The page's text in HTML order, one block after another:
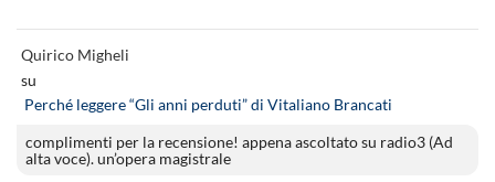
Quirico Migheli
su
Perché leggere “Gli anni perduti” di Vitaliano Brancati
complimenti per la recensione! appena ascoltato su radio3 (Ad
alta voce). un’opera magistrale